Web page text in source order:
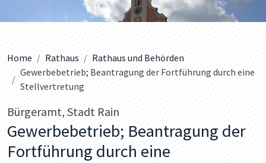
Home Rathaus
Rathaus und Behörden
Gewerbebetrieb; Beantragung der Fortführung durch eine
Stellvertretung
Bürgeramt, Stadt Rain
Gewerbebetrieb; Beantragung der
Fortführung durch eine